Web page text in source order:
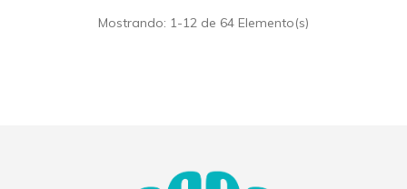
Mostrando: 1-12 de 64 Elemento(s)